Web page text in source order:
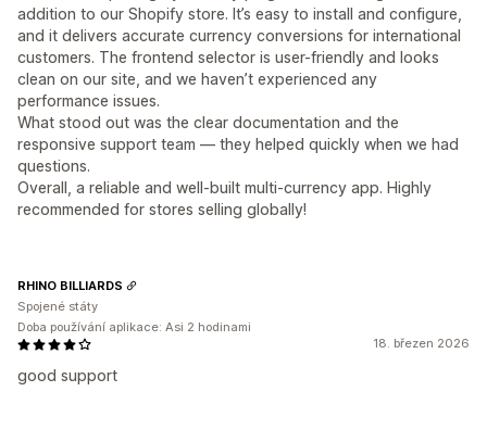
addition to our Shopify store. It’s easy to install and configure,
and it delivers accurate currency conversions for international
customers. The frontend selector is user-friendly and looks
clean on our site, and we haven’t experienced any
performance issues.
What stood out was the clear documentation and the
responsive support team — they helped quickly when we had
questions.
Overall, a reliable and well-built multi-currency app. Highly
recommended for stores selling globally!
18. březen 2026
good support
RHINO BILLIARDS
Spojené státy
Doba používání aplikace: Asi 2 hodinami